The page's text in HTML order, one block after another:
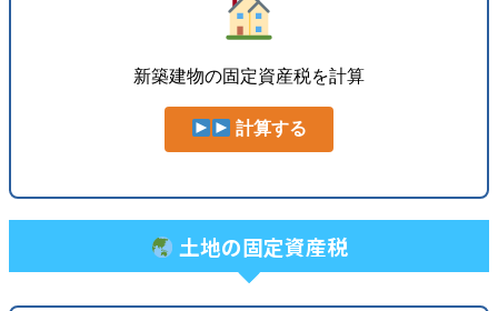
新築建物の固定資産税を計算
計算する
土地の固定資産税